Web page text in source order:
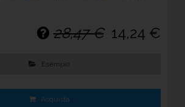
28,47 € 14,24 €
Esempio
Acquista